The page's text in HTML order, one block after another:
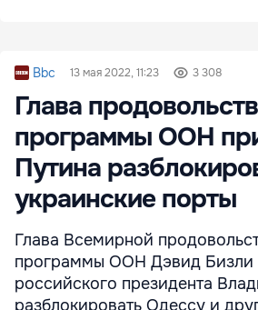
Bbc 13 мая 2022, 11:23 3 308
Глава
программы ООН
Путина
украинские порты
Глава Всемирной
программы ООН Дэвид Бизли
российского президента
разблокировать Одессу и